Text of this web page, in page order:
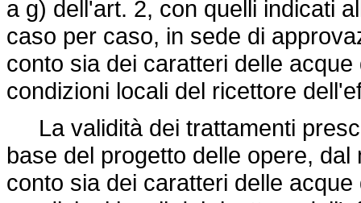
a g) dell'art. 2, con quelli indicati
caso per caso, in sede di
conto sia dei caratteri delle
condizioni locali del ricettore
La validità dei trattamenti
base del progetto delle opere,
conto sia dei caratteri delle